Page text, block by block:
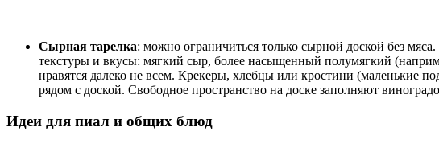
Сырная тарелка: можно ограничиться только сырной доской без
текстуры и вкусы: мягкий сыр, более насыщенный полумягкий
нравятся далеко не всем. Крекеры, хлебцы или кростини (маленькие
рядом с доской. Свободное пространство на доске заполняют
Идеи для пиал и общих блюд